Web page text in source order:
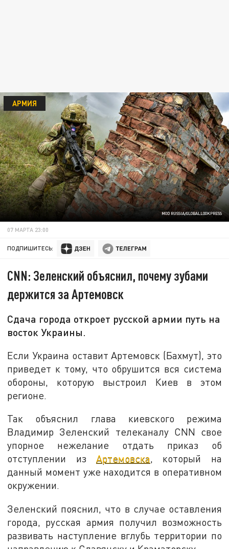
MOD RUSSIA/GLOBALLOOKPRESS
АРМИЯ
07 МАРТА 23:00
ПОДПИШИТЕСЬ:
CNN: Зеленский объяснил, почему зубами
держится за Артемовск
Сдача города откроет русской армии путь на
восток Украины.
Если Украина оставит Артемовск (Бахмут), это
приведет к тому, что обрушится вся система
обороны, которую выстроил Киев в этом
регионе.
Так объяснил глава киевского режима
Владимир Зеленский телеканалу CNN свое
упорное нежелание отдать приказ об
отступлении из Артемовска, который на
данный момент уже находится в оперативном
окружении.
Зеленский пояснил, что в случае оставления
города, русская армия получил возможность
развивать наступление вглубь территории по